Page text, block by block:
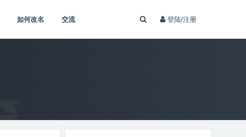
如何改名 交流 登陆/注册